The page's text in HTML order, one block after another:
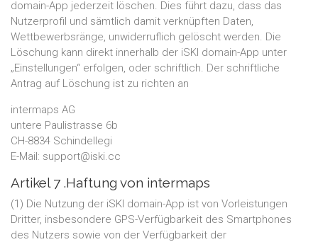
domain-App jederzeit löschen. Dies führt dazu, dass das
Nutzerprofil und sämtlich damit verknüpften Daten,
Wettbewerbsränge, unwiderruflich gelöscht werden. Die
Löschung kann direkt innerhalb der iSKI domain-App unter
„Einstellungen“ erfolgen, oder schriftlich. Der schriftliche
Antrag auf Löschung ist zu richten an
intermaps AG
untere Paulistrasse 6b
CH-8834 Schindellegi
E-Mail: support@iski.cc
Artikel 7 .Haftung von intermaps
(1) Die Nutzung der iSKI domain-App ist von Vorleistungen
Dritter, insbesondere GPS-Verfügbarkeit des Smartphones
des Nutzers sowie von der Verfügbarkeit der